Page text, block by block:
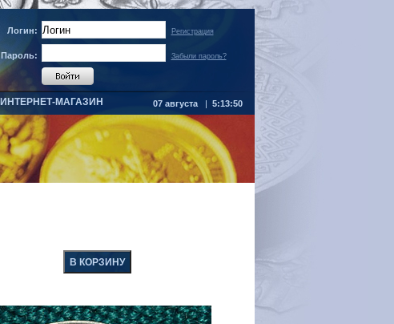
Логин: Регистрация
Пароль: Забыли пароль?
ИНТЕРНЕТ-МАГАЗИН 07 августа | 5:13:50